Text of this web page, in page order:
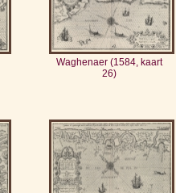
Waghenaer (1584, kaart
26)